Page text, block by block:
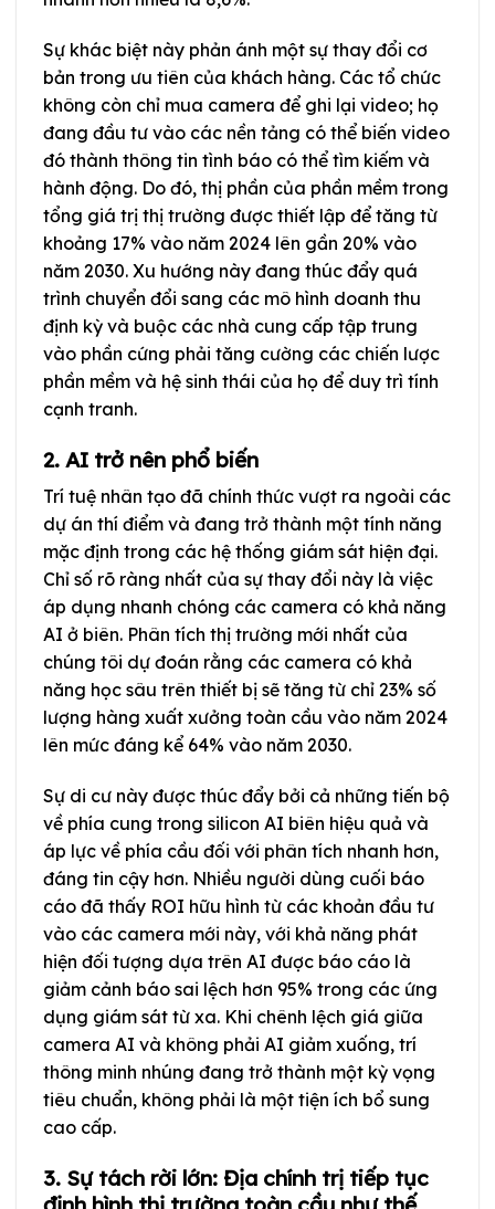
Sự khác biệt này phản ánh một sự thay đổi cơ
bản trong ưu tiên của khách hàng. Các tổ chức
không còn chỉ mua camera để ghi lại video; họ
đang đầu tư vào các nền tảng có thể biến video
đó thành thông tin tình báo có thể tìm kiếm và
hành động. Do đó, thị phần của phần mềm trong
tổng giá trị thị trường được thiết lập để tăng từ
khoảng 17% vào năm 2024 lên gần 20% vào
năm 2030. Xu hướng này đang thúc đẩy quá
trình chuyển đổi sang các mô hình doanh thu
định kỳ và buộc các nhà cung cấp tập trung
vào phần cứng phải tăng cường các chiến lược
phần mềm và hệ sinh thái của họ để duy trì tính
cạnh tranh.
2. AI trở nên phổ biến
Trí tuệ nhân tạo đã chính thức vượt ra ngoài các
dự án thí điểm và đang trở thành một tính năng
mặc định trong các hệ thống giám sát hiện đại.
Chỉ số rõ ràng nhất của sự thay đổi này là việc
áp dụng nhanh chóng các camera có khả năng
AI ở biên. Phân tích thị trường mới nhất của
chúng tôi dự đoán rằng các camera có khả
năng học sâu trên thiết bị sẽ tăng từ chỉ 23% số
lượng hàng xuất xưởng toàn cầu vào năm 2024
lên mức đáng kể 64% vào năm 2030.
Sự di cư này được thúc đẩy bởi cả những tiến bộ
về phía cung trong silicon AI biên hiệu quả và
áp lực về phía cầu đối với phân tích nhanh hơn,
đáng tin cậy hơn. Nhiều người dùng cuối báo
cáo đã thấy ROI hữu hình từ các khoản đầu tư
vào các camera mới này, với khả năng phát
hiện đối tượng dựa trên AI được báo cáo là
giảm cảnh báo sai lệch hơn 95% trong các ứng
dụng giám sát từ xa. Khi chênh lệch giá giữa
camera AI và không phải AI giảm xuống, trí
thông minh nhúng đang trở thành một kỳ vọng
tiêu chuẩn, không phải là một tiện ích bổ sung
cao cấp.
3. Sự tách rời lớn: Địa chính trị tiếp tục